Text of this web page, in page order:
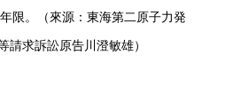
限。（來源：東海第二原子力発
請求訴訟原告川澄敏雄）